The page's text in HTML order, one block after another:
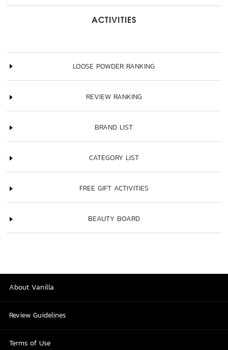
ACTIVITIES
LOOSE POWDER RANKING
REVIEW RANKING
BRAND LIST
CATEGORY LIST
FREE GIFT ACTIVITIES
BEAUTY BOARD
About Vanilla
Review Guidelines
Terms of Use